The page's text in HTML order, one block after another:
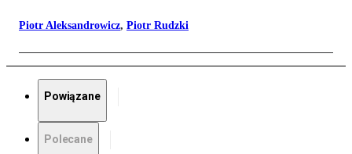
Piotr Aleksandrowicz, Piotr Rudzki
Powiązane
Polecane